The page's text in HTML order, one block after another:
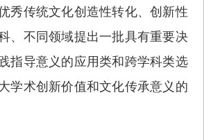
秀传统文化创造性转化、创新性
、不同领域提出一批具有重要决
指导意义的应用类和跨学科类选
学术创新价值和文化传承意义的